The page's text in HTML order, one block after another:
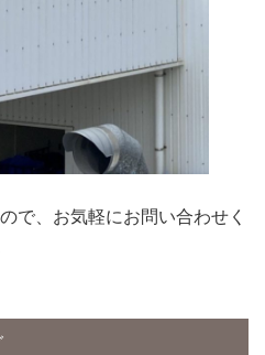
で、お気軽にお問い合わせく